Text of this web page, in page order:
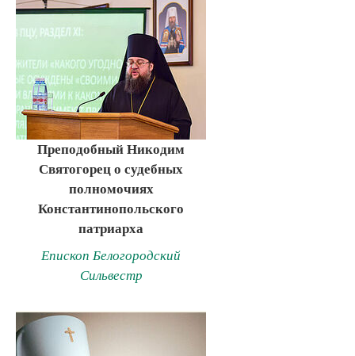
Преподобный Никодим
Святогорец о судебных
полномочиях
Константинопольского
патриарха
Епископ Белогородский
Сильвестр